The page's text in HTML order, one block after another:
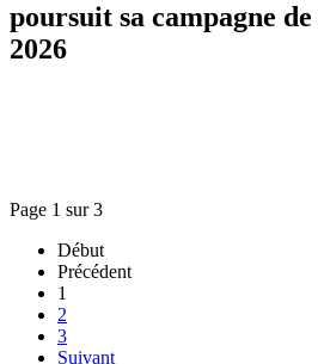
poursuit sa campagne
2026
Page 1 sur 3
Début
Précédent
1
2
3
Suivant